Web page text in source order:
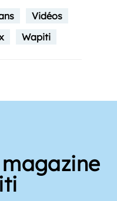
Vidéos
Wapiti